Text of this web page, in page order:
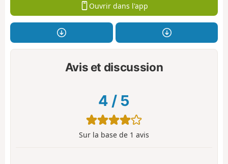
Ouvrir dans l'app
Avis et discussion
4 / 5
Sur la base de 1 avis